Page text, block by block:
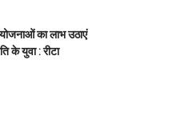
का लाभ उठाएं
के युवा : रीटा